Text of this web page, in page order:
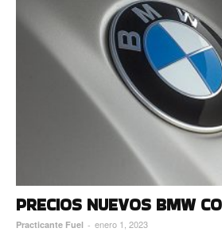
PRECIOS NUEVOS BMW
Practicante Fuel - enero 1, 2023